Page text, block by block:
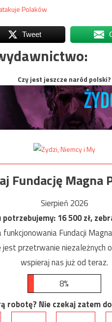
Polaków
Tweet
Czy jest jeszcze naród polski?
Fundację Magna
Sierpień 2026
potrzebujemy:16 500zł,
Fundacji
przetrwanie niezależnych
wspieraj nas już od teraz.
8%
robotę? Nie czekaj zatem